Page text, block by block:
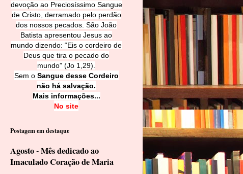
devoção ao Preciosíssimo Sangue
de Cristo, derramado pelo perdão
dos nossos pecados. São João
Batista apresentou Jesus ao
mundo dizendo: “Eis o cordeiro de
Deus que tira o pecado do
mundo” (Jo 1,29).
Sem o Sangue desse Cordeiro
não há salvação.
Mais informações...
No site
Postagem em destaque
Agosto - Mês dedicado ao
Imaculado Coração de Maria